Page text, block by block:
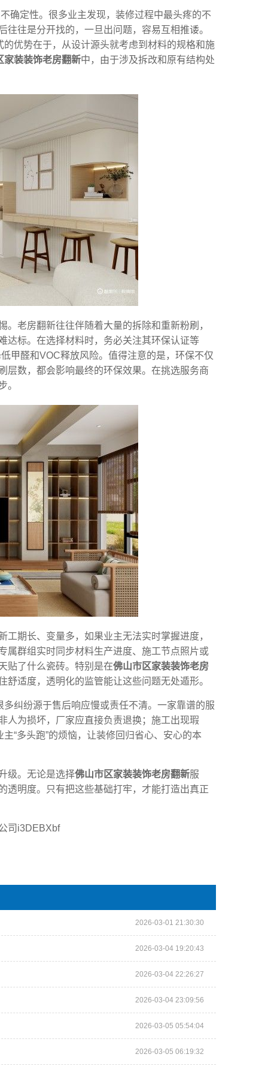
确定性。很多业主发现，装修过程中最头疼的不
往是分开找的，一旦出问题，容易互相推诿。
优势在于，从设计源头就考虑到材料的规格和施
家装装饰老房翻新中，由于涉及拆改和原有结构处
老房翻新往往伴随着大量的拆除和重新粉刷，
达标。在选择材料时，务必关注其环保认证等
甲醛和VOC释放风险。值得注意的是，环保不仅
层数，都会影响最终的环保效果。在挑选服务商
。
期长、变量多，如果业主无法实时掌握进度，
属群组实时同步材料生产进度、施工节点照片或
贴了什么瓷砖。特别是在佛山市区家装装饰老房
适度，透明化的监管能让这些问题无处遁形。
纠纷源于售后响应慢或责任不清。一家靠谱的服
人为损坏，厂家应直接负责退换；施工出现瑕
“多头跑”的烦恼，让装修回归省心、安心的本
级。无论是选择佛山市区家装装饰老房翻新服
透明度。只有把这些基础打牢，才能打造出真正
司i3DEBXbf
2026-03-01 21:30:30
2026-03-04 19:20:43
2026-03-04 22:26:27
2026-03-04 23:09:56
2026-03-05 05:54:04
2026-03-05 06:19:32